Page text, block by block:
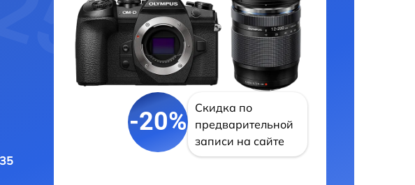
-20%
Скидка по
предварительной
записи на сайте